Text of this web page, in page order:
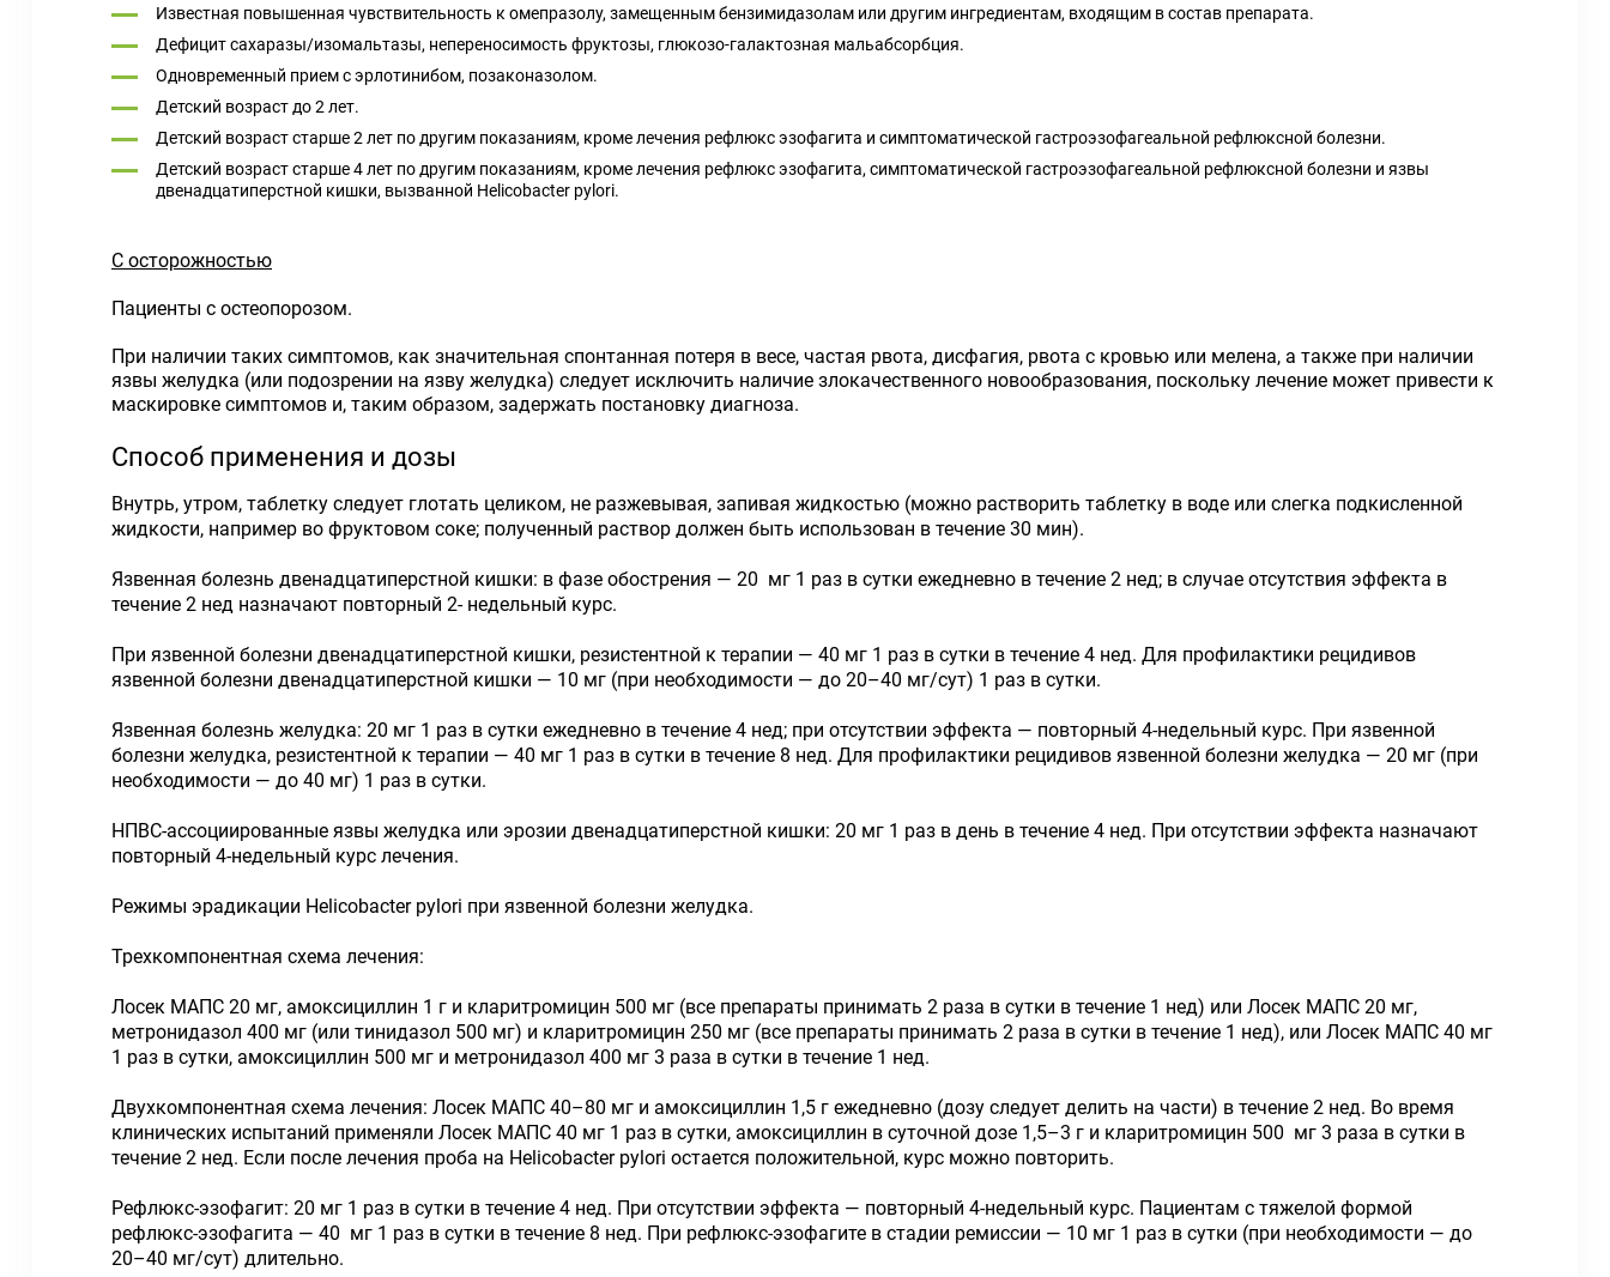
Известная повышенная чувствительность к омепразолу, замещенным бензимидазолам или другим ингредиентам, входящим в состав препарата.
Дефицит сахаразы/изомальтазы, непереносимость фруктозы, глюкозо-галактозная мальабсорбция.
Одновременный прием с эрлотинибом, позаконазолом.
Детский возраст до 2 лет.
Детский возраст старше 2 лет по другим показаниям, кроме лечения рефлюкс эзофагита и симптоматической гастроэзофагеальной рефлюксной болезни.
Детский возраст старше 4 лет по другим показаниям, кроме лечения рефлюкс эзофагита, симптоматической гастроэзофагеальной рефлюксной болезни и язвы
двенадцатиперстной кишки, вызванной Helicobacter pylori.
С осторожностью
Пациенты с остеопорозом.
При наличии таких симптомов, как значительная спонтанная потеря в весе, частая рвота, дисфагия, рвота с кровью или мелена, а также при наличии
язвы желудка (или подозрении на язву желудка) следует исключить наличие злокачественного новообразования, поскольку лечение может привести к
маскировке симптомов и, таким образом, задержать постановку диагноза.
Способ применения и дозы
Внутрь, утром, таблетку следует глотать целиком, не разжевывая, запивая жидкостью (можно растворить таблетку в воде или слегка подкисленной
жидкости, например во фруктовом соке; полученный раствор должен быть использован в течение 30 мин).
Язвенная болезнь двенадцатиперстной кишки: в фазе обострения — 20 мг 1 раз в сутки ежедневно в течение 2 нед; в случае отсутствия эффекта в
течение 2 нед назначают повторный 2- недельный курс.
При язвенной болезни двенадцатиперстной кишки, резистентной к терапии — 40 мг 1 раз в сутки в течение 4 нед. Для профилактики рецидивов
язвенной болезни двенадцатиперстной кишки — 10 мг (при необходимости — до 20–40 мг/сут) 1 раз в сутки.
Язвенная болезнь желудка: 20 мг 1 раз в сутки ежедневно в течение 4 нед; при отсутствии эффекта — повторный 4-недельный курс. При язвенной
болезни желудка, резистентной к терапии — 40 мг 1 раз в сутки в течение 8 нед. Для профилактики рецидивов язвенной болезни желудка — 20 мг (при
необходимости — до 40 мг) 1 раз в сутки.
НПВС-ассоциированные язвы желудка или эрозии двенадцатиперстной кишки: 20 мг 1 раз в день в течение 4 нед. При отсутствии эффекта назначают
повторный 4-недельный курс лечения.
Режимы эрадикации Helicobacter pylori при язвенной болезни желудка.
Трехкомпонентная схема лечения:
Лосек МАПС 20 мг, амоксициллин 1 г и кларитромицин 500 мг (все препараты принимать 2 раза в сутки в течение 1 нед) или Лосек МАПС 20 мг,
метронидазол 400 мг (или тинидазол 500 мг) и кларитромицин 250 мг (все препараты принимать 2 раза в сутки в течение 1 нед), или Лосек МАПС 40 мг
1 раз в сутки, амоксициллин 500 мг и метронидазол 400 мг 3 раза в сутки в течение 1 нед.
Двухкомпонентная схема лечения: Лосек МАПС 40–80 мг и амоксициллин 1,5 г ежедневно (дозу следует делить на части) в течение 2 нед. Во время
клинических испытаний применяли Лосек МАПС 40 мг 1 раз в сутки, амоксициллин в суточной дозе 1,5–3 г и кларитромицин 500 мг 3 раза в сутки в
течение 2 нед. Если после лечения проба на Helicobacter pylori остается положительной, курс можно повторить.
Рефлюкс-эзофагит: 20 мг 1 раз в сутки в течение 4 нед. При отсутствии эффекта — повторный 4-недельный курс. Пациентам с тяжелой формой
рефлюкс-эзофагита — 40 мг 1 раз в сутки в течение 8 нед. При рефлюкс-эзофагите в стадии ремиссии — 10 мг 1 раз в сутки (при необходимости — до
20–40 мг/сут) длительно.